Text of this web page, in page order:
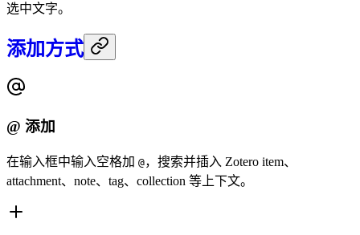
选中文字。
添加方式
@ 添加
在输入框中输入空格加 @，搜索并插入 Zotero item、
attachment、note、tag、collection 等上下文。